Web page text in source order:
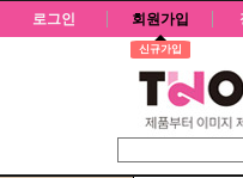
로그인 회원가입
신규가입